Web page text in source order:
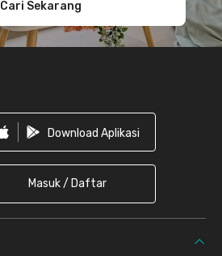
Cari Sekarang
Download Aplikasi
Masuk / Daftar